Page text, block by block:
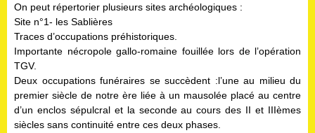
On peut répertorier plusieurs sites archéologiques :
Site n°1- les Sablières
Traces d’occupations préhistoriques.
Importante nécropole gallo-romaine fouillée lors de l’opération
TGV.
Deux occupations funéraires se succèdent :l’une au milieu du
premier siècle de notre ère liée à un mausolée placé au centre
d’un enclos sépulcral et la seconde au cours des II et IIIèmes
siècles sans continuité entre ces deux phases.